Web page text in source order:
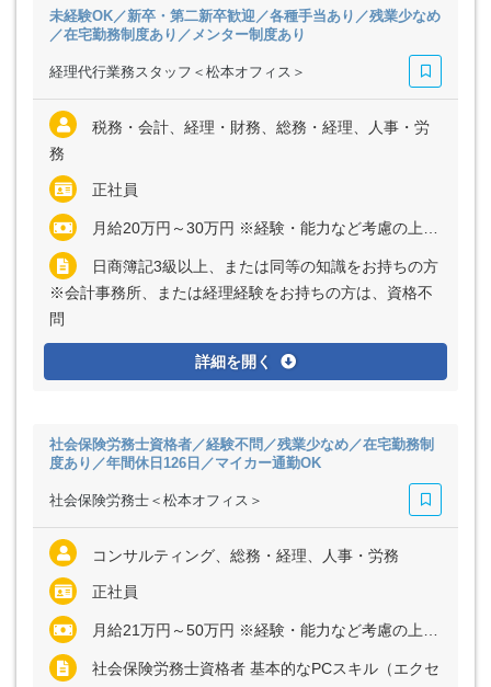
未経験OK／新卒・第二新卒歓迎／各種手当あり／残業少なめ
／在宅勤務制度あり／メンター制度あり
経理代行業務スタッフ＜松本オフィス＞
税務・会計、経理・財務、総務・経理、人事・労
務
正社員
月給20万円～30万円 ※経験・能力など考慮の上、決定いたします ※残業代は全額支給
日商簿記3級以上、または同等の知識をお持ちの方
※会計事務所、または経理経験をお持ちの方は、資格不
問
詳細を開く
社会保険労務士資格者／経験不問／残業少なめ／在宅勤務制
度あり／年間休日126日／マイカー通勤OK
社会保険労務士＜松本オフィス＞
コンサルティング、総務・経理、人事・労務
正社員
月給21万円～50万円 ※経験・能力など考慮の上、決定いたします ※残業代は全額支給
社会保険労務士資格者 基本的なPCスキル（エクセ